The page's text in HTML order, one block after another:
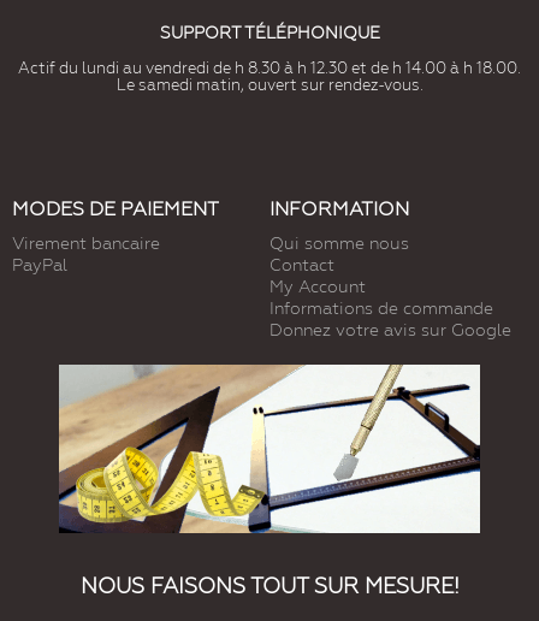
SUPPORT TÉLÉPHONIQUE
Actif du lundi au vendredi de h 8.30 à h 12.30 et de h 14.00 à h 18.00.
Le samedi matin, ouvert sur rendez-vous.
MODES DE PAIEMENT
Virement bancaire
PayPal
INFORMATION
Qui somme nous
Contact
My Account
Informations de commande
Donnez votre avis sur Google
NOUS FAISONS TOUT SUR MESURE!